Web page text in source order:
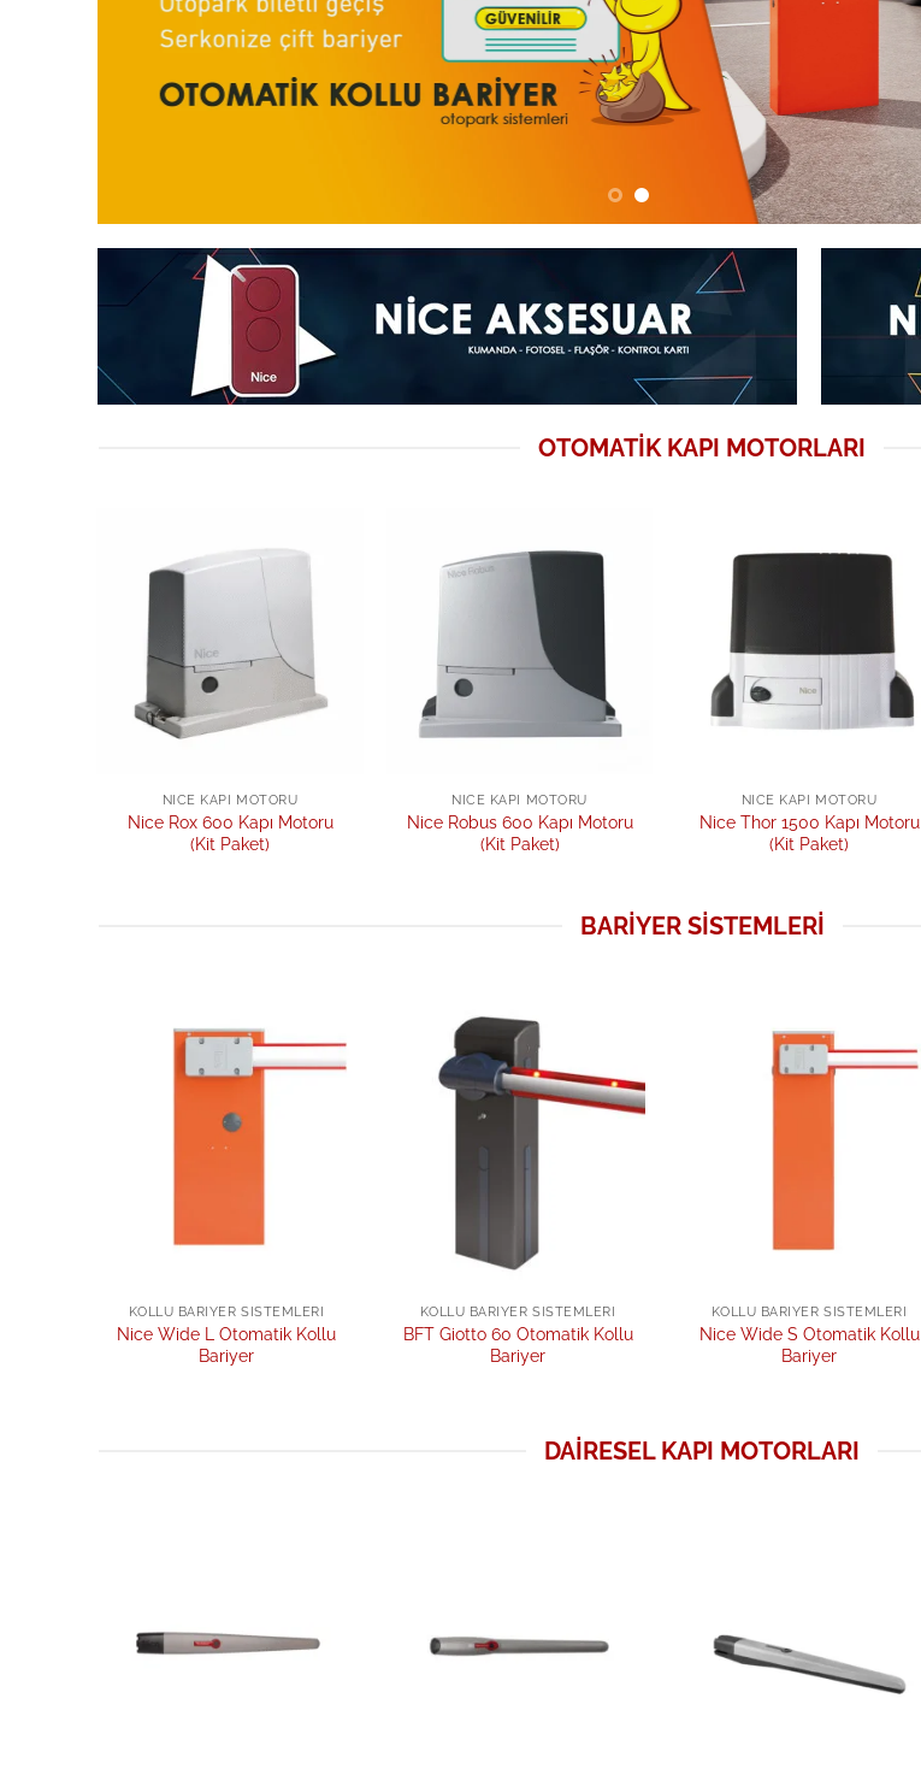
OTOMATIK KAPI MOTORLARI
NICE KAPI MOTORU
Nice Rox 600 Kapı Motoru
(Kit Paket)
Add to
NICE KAPI MOTORU
Nice Robus 600 Kapı Motoru
(Kit Paket)
Add to
wishlist
NICE KAPI MOTORU
Nice Thor 1500 Kapı Motoru
(Kit Paket)
BARIYER SISTEMLERI
Add to
wishlist
KOLLU BARIYER SISTEMLERI
Nice Wide L Otomatik Kollu
Bariyer
KOLLU BARIYER SISTEMLERI
BFT Giotto 60 Otomatik Kollu
Bariyer
Add to
wishlist
KOLLU BARIYER SISTEMLERI
Nice Wide S Otomatik Kollu
Bariyer
DAIRESEL KAPI MOTORLARI